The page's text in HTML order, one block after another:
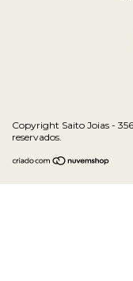
Copyright Saito Joias -
reservados.